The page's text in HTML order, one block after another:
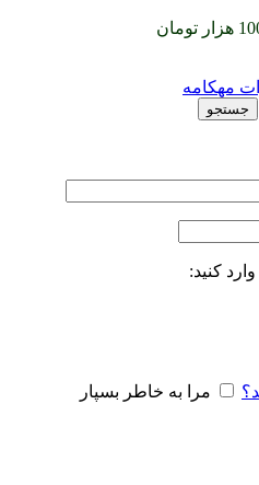
جستجو
کنید:
مرا به خاطر بسپار